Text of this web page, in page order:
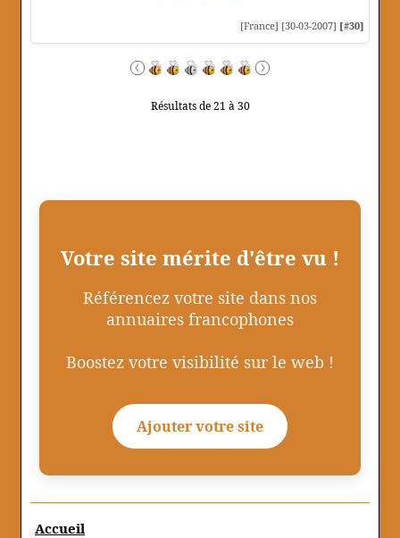
[France] [30-03-2007] [#30]
Résultats de 21 à 30
Votre site mérite d'être vu !
Référencez votre site dans nos
annuaires francophones
Boostez votre visibilité sur le web !
Ajouter votre site
Accueil